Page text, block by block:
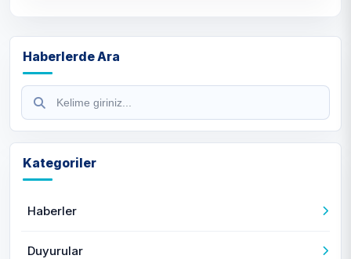
Haberlerde Ara
Kategoriler
Haberler
Duyurular